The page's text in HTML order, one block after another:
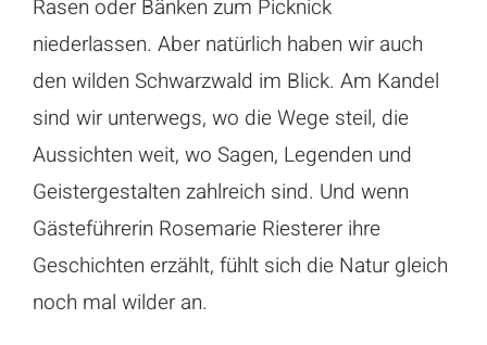
Rasen oder Bänken zum Picknick
niederlassen. Aber natürlich haben wir auch
den wilden Schwarzwald im Blick. Am Kandel
sind wir unterwegs, wo die Wege steil, die
Aussichten weit, wo Sagen, Legenden und
Geistergestalten zahlreich sind. Und wenn
Gästeführerin Rosemarie Riesterer ihre
Geschichten erzählt, fühlt sich die Natur gleich
noch mal wilder an.